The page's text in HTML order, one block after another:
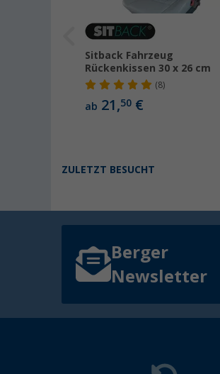
Sitback Fahrzeug
Rückenkissen 30 x 26 cm
(8)
ab 21,50 €
ZULETZT BESUCHT
Berger
Newsletter